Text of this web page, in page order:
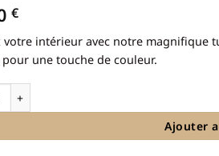
€
de Tulipe artificielle rose à 3 fleurs
Ajouter
votre intérieur avec notre magnifique
une touche de couleur.